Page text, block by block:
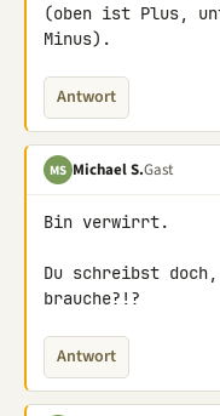
(oben ist Plus,
Minus).
Antwort
MS Michael S.Gast
Bin verwirrt.
Du schreibst
brauche?!?
Antwort